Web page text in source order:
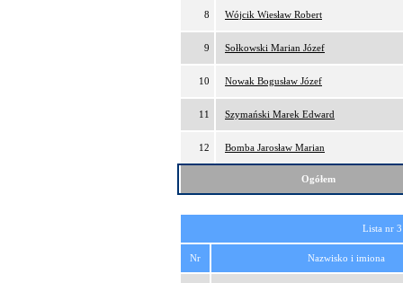
8 Wójcik Wiesław Robert
9 Sołkowski Marian Józef
10 Nowak Bogusław Józef
11 Szymański Marek Edward
12 Bomba Jarosław Marian
Ogółem
Lista nr
Nr Nazwisko i imiona